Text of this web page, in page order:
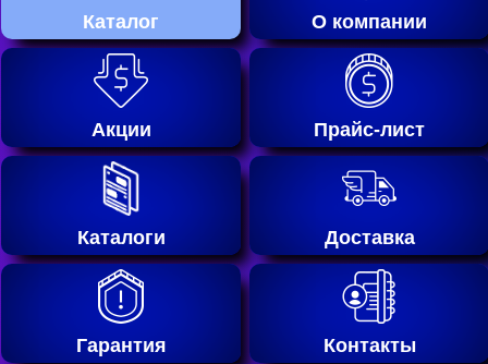
Каталог О компании
Акции Прайс-лист
Каталоги Доставка
Гарантия Контакты